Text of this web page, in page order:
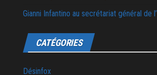
Gianni Infantino au secrétariat général de
CATÉGORIES
Désinfox